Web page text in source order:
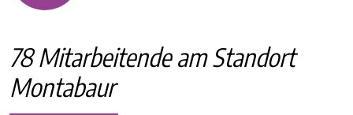
78 Mitarbeitende am Standort
Montabaur